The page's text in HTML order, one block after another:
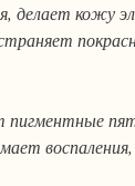
кожу